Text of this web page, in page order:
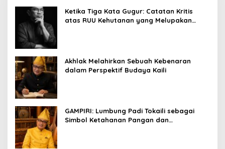
Ketika Tiga Kata Gugur: Catatan Kritis
atas RUU Kehutanan yang Melupakan
Akhlak Melahirkan Sebuah Kebenaran
dalam Perspektif Budaya Kaili
GAMPIRI: Lumbung Padi Tokaili sebagai
Simbol Ketahanan Pangan dan